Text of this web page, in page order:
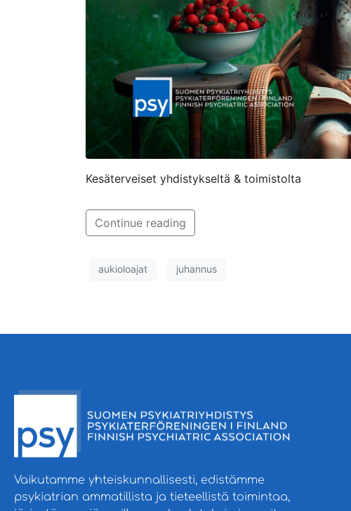
Kesäterveiset yhdistykseltä & toimistolta
Continue reading
aukioloajat juhannus
Vaikutamme yhteiskunnallisesti, edistämme
psykiatrian ammatillista ja tieteellistä toimintaa,